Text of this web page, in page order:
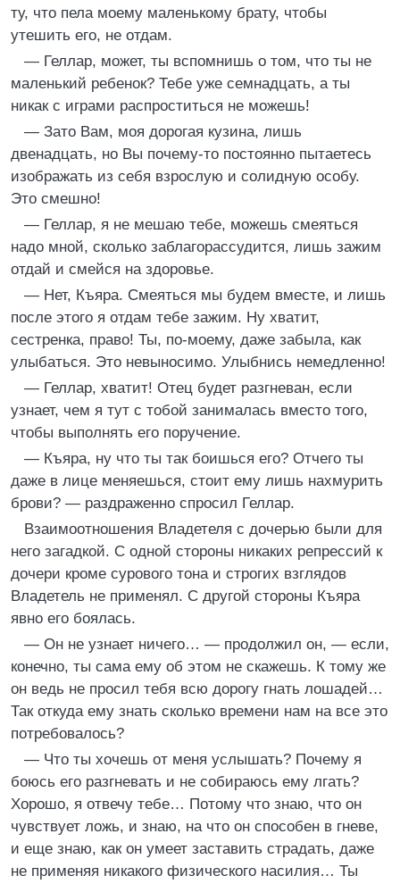
ту, что пела моему маленькому брату, чтобы
утешить его, не отдам.
— Геллар, может, ты вспомнишь о том, что ты не
маленький ребенок? Тебе уже семнадцать, а ты
никак с играми распроститься не можешь!
— Зато Вам, моя дорогая кузина, лишь
двенадцать, но Вы почему-то постоянно пытаетесь
изображать из себя взрослую и солидную особу.
Это смешно!
— Геллар, я не мешаю тебе, можешь смеяться
надо мной, сколько заблагорассудится, лишь зажим
отдай и смейся на здоровье.
— Нет, Къяра. Смеяться мы будем вместе, и лишь
после этого я отдам тебе зажим. Ну хватит,
сестренка, право! Ты, по-моему, даже забыла, как
улыбаться. Это невыносимо. Улыбнись немедленно!
— Геллар, хватит! Отец будет разгневан, если
узнает, чем я тут с тобой занималась вместо того,
чтобы выполнять его поручение.
— Къяра, ну что ты так боишься его? Отчего ты
даже в лице меняешься, стоит ему лишь нахмурить
брови? — раздраженно спросил Геллар.
Взаимоотношения Владетеля с дочерью были для
него загадкой. С одной стороны никаких репрессий к
дочери кроме сурового тона и строгих взглядов
Владетель не применял. С другой стороны Къяра
явно его боялась.
— Он не узнает ничего… — продолжил он, — если,
конечно, ты сама ему об этом не скажешь. К тому же
он ведь не просил тебя всю дорогу гнать лошадей…
Так откуда ему знать сколько времени нам на все это
потребовалось?
— Что ты хочешь от меня услышать? Почему я
боюсь его разгневать и не собираюсь ему лгать?
Хорошо, я отвечу тебе… Потому что знаю, что он
чувствует ложь, и знаю, на что он способен в гневе,
и еще знаю, как он умеет заставить страдать, даже
не применяя никакого физического насилия… Ты